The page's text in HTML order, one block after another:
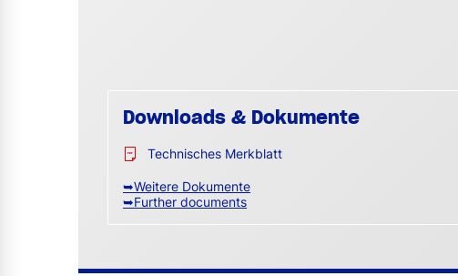
Downloads & Dokumente
Technisches Merkblatt
➥Weitere Dokumente
➥Further documents